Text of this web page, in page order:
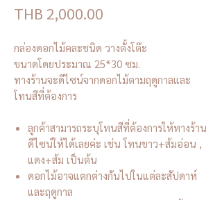
THB 2,000.00
กล่องดอกไม้คละชนิด วางตั้งโต๊ะ
ขนาดโดยประมาณ 25*30 ซม.
ทางร้านจะดีไซน์จากดอกไม้ตามฤดูกาลและ
โทนสีที่ต้องการ
ลูกค้าสามารถระบุโทนสีที่ต้องการให้ทางร้าน
ดีไซน์ให้ได้เลยค่ะ เช่น โทนขาว+ส้มอ่อน ,
แดง+ส้ม เป็นต้น
ดอกไม้อาจแตกต่างกันไปในแต่ละสัปดาห์
และฤดูกาล